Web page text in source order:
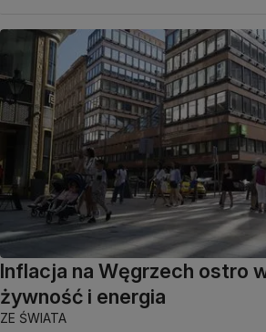
Inflacja na Węgrzech ostro
żywność i energia
ZE ŚWIATA